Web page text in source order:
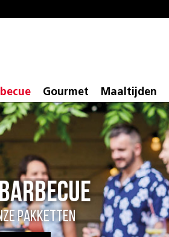
Gourmet Maaltijden
pakketten